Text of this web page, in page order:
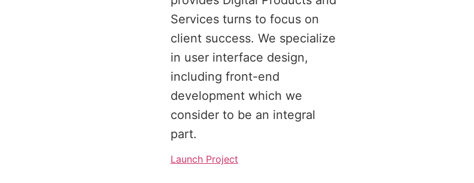
Services turns to focus on
client success. We specialize
in user interface design,
including front-end
development which we
consider to be an integral
part.
Launch Project